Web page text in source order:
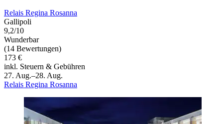
Relais Regina Rosanna
Gallipoli
9,2/10
Wunderbar
(14 Bewertungen)
173 €
inkl. Steuern & Gebühren
27. Aug.–28. Aug.
Relais Regina Rosanna